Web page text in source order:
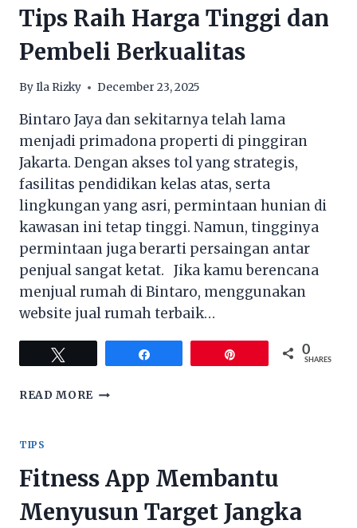
Tips Raih Harga Tinggi dan
Pembeli Berkualitas
ByIla Rizky December 23, 2025
Bintaro Jaya dan sekitarnya telah lama
menjadi primadona properti di pinggiran
Jakarta. Dengan akses tol yang strategis,
fasilitas pendidikan kelas atas, serta
lingkungan yang asri, permintaan hunian di
kawasan ini tetap tinggi. Namun, tingginya
permintaan juga berarti persaingan antar
penjual sangat ketat. Jika kamu berencana
menjual rumah di Bintaro, menggunakan
website jual rumah terbaik…
0
SHARES
READ MORE STRATEGI
VIA
PROPERTI1.COM:
TIPS
TIPS
Fitness App Membantu
Menyusun Target Jangka